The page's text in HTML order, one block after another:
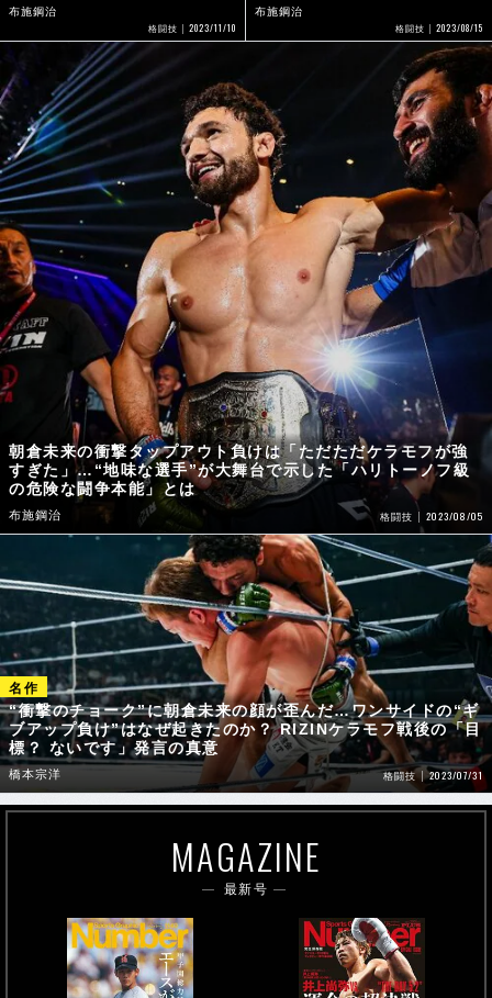
布施鋼治
格闘技 2023/11/10
布施鋼治
格闘技 2023/08/15
朝倉未来の衝撃タップアウト負けは「ただただケラモフが強
すぎた」…“地味な選手”が大舞台で示した「ハリトーノフ級
の危険な闘争本能」とは
布施鋼治 格闘技 2023/08/05
“衝撃のチョーク”に朝倉未来の顔が歪んだ…ワンサイドの“ギ
ブアップ負け”はなぜ起きたのか？ RIZINケラモフ戦後の「目
標？ ないです」発言の真意
橋本宗洋 格闘技 2023/07/31
MAGAZINE
最新号